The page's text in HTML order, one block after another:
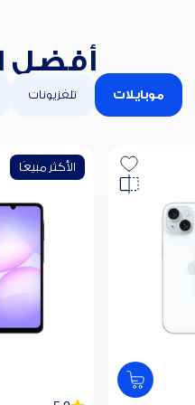
أفضل
موبايلات تلفزيونات
الأكثر مبيعًا